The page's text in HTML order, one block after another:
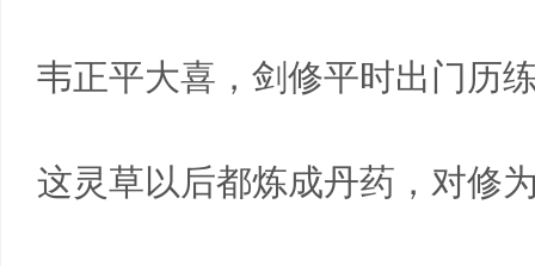
韦正平大喜，剑修平时出门历
这灵草以后都炼成丹药，对修